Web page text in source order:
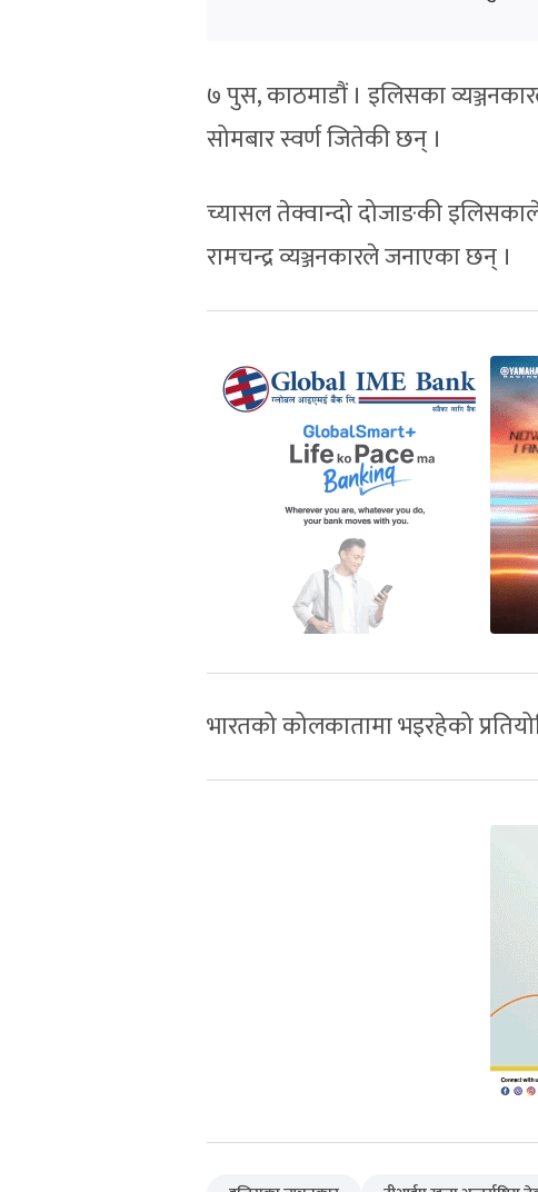
७ पुस, काठमाडौं । इलिसका
सोमबार स्वर्ण जितेकी छन् ।
च्यासल तेक्वान्दो दोजाङकी
रामचन्द्र व्यञ्जनकारले जनाएका छन् ।
भारतको कोलकातामा भइरहेको